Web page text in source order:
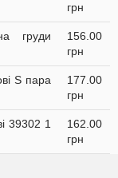
грн
груди
156.00
грн
S пара
177.00
грн
39302 1
162.00
грн